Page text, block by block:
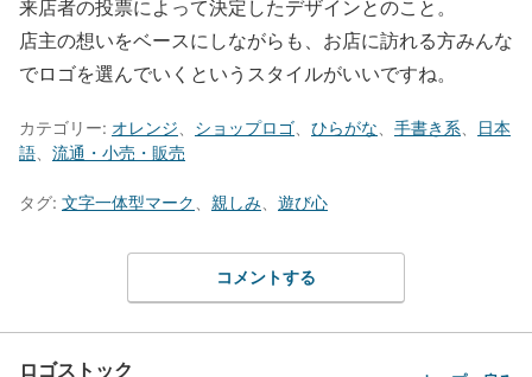
来店者の投票によって決定したデザインとのこと。
店主の想いをベースにしながらも、お店に訪れる方みんな
でロゴを選んでいくというスタイルがいいですね。
カテゴリー: オレンジ ショップロゴ ひらがな 手書き系
日本
語
流通・小売・販売
タグ: 文字一体型マーク 親しみ 遊び心
コメントする
ロゴストック